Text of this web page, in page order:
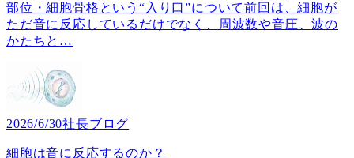
部位・細胞骨格という“入り口”について前回は、細胞が
ただ音に反応しているだけでなく、周波数や音圧、波の
かたちと …
2026/6/30社長ブログ
細胞は音に反応するのか？